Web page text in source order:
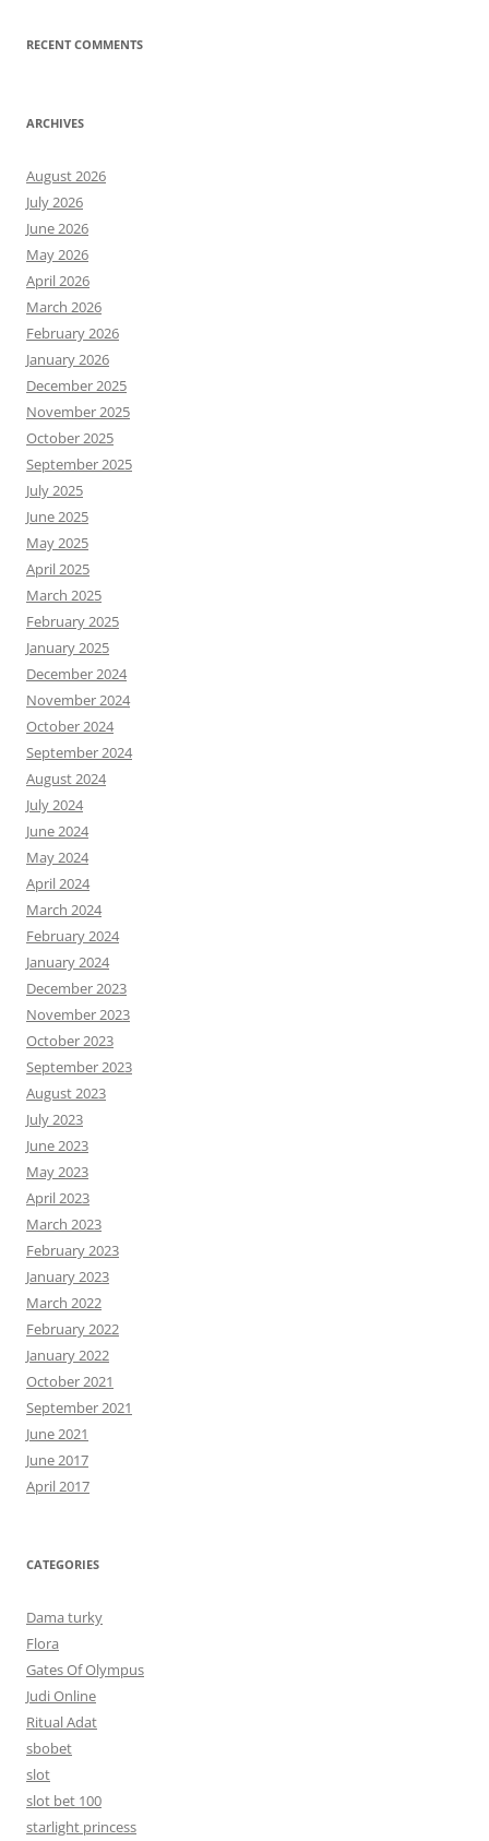
RECENT COMMENTS
ARCHIVES
August 2026
July 2026
June 2026
May 2026
April 2026
March 2026
February 2026
January 2026
December 2025
November 2025
October 2025
September 2025
July 2025
June 2025
May 2025
April 2025
March 2025
February 2025
January 2025
December 2024
November 2024
October 2024
September 2024
August 2024
July 2024
June 2024
May 2024
April 2024
March 2024
February 2024
January 2024
December 2023
November 2023
October 2023
September 2023
August 2023
July 2023
June 2023
May 2023
April 2023
March 2023
February 2023
January 2023
March 2022
February 2022
January 2022
October 2021
September 2021
June 2021
June 2017
April 2017
CATEGORIES
Dama turky
Flora
Gates Of Olympus
Judi Online
Ritual Adat
sbobet
slot
slot bet 100
starlight princess